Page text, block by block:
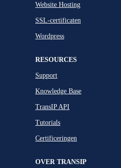
Website Hosting
SSL-certificaten
Wordpress
RESOURCES
Support
Knowledge Base
TransIP API
Tutorials
Certificeringen
OVER TRANSIP